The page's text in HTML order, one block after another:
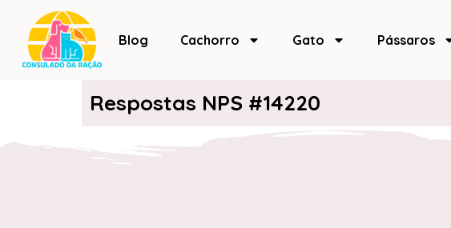
Blog Cachorro Gato Pássaros
Respostas NPS #14220